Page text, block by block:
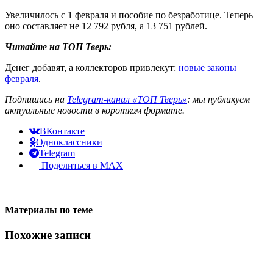
Увеличилось с 1 февраля и пособие по безработице. Теперь
оно составляет не 12 792 рубля, а 13 751 рублей.
Читайте на ТОП Тверь:
Денег добавят, а коллекторов привлекут: новые законы
февраля.
Подпишись на Telegram-канал «ТОП Тверь»: мы публикуем
актуальные новости в коротком формате.
ВКонтакте
Одноклассники
Telegram
Поделиться в MAX
Материалы по теме
Похожие записи